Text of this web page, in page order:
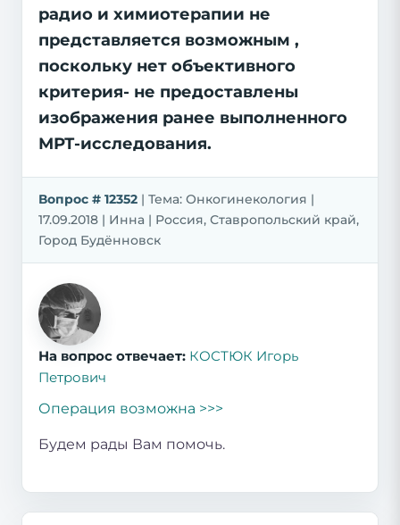
радио и химиотерапии не
представляется возможным ,
поскольку нет объективного
критерия- не предоставлены
изображения ранее выполненного
МРТ-исследования.
Вопрос # 12352 | Тема: Онкогинекология |
17.09.2018 | Инна | Россия, Ставропольский край,
Город Будённовск
На вопрос отвечает: КОСТЮК Игорь
Петрович
Операция возможна >>>
Будем рады Вам помочь.